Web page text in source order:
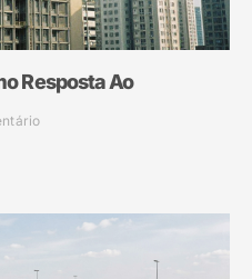
Resposta Ao